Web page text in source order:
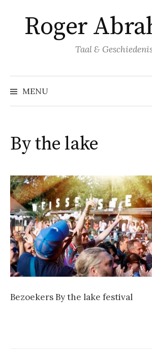
inhoud
springen
Roger
Taal &
MENU
By the lake
Bezoekers By the lake festival